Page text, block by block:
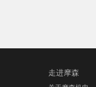
走进摩森